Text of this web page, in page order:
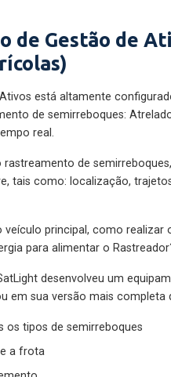
de Gestão de
está altamente
de semirreboques:
real.
de
tais como: localização,
veículo principal, como realizar
para alimentar o
desenvolveu um
em sua versão mais completa
os tipos de semirreboques
a frota